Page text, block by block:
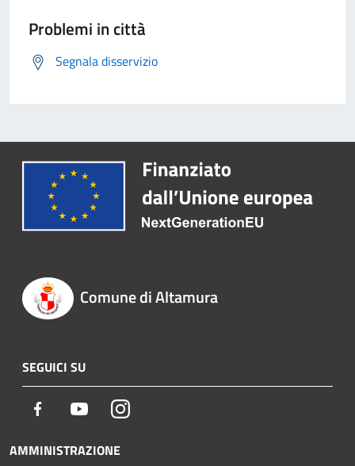
Problemi in città
Segnala disservizio
Comune di Altamura
SEGUICI SU
Facebook YoutubeInstagram
AMMINISTRAZIONE